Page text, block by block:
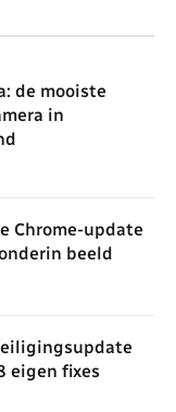
de mooiste
in
Chrome-update
beeld
eigen fixes